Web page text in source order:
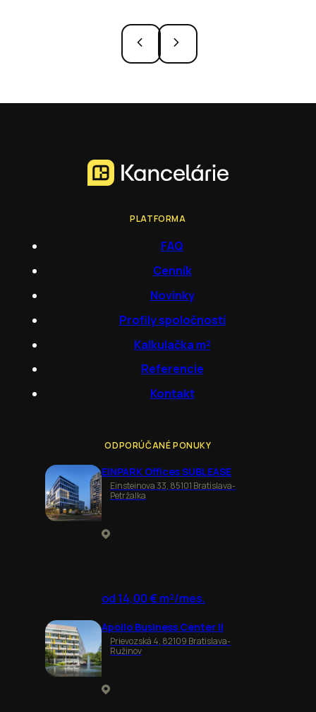
PLATFORMA
FAQ
Cenník
Novinky
Profily spoločností
Kalkulačka m²
Referencie
Kontakt
ODPORÚČANÉ PONUKY
EINPARK Offices SUBLEASE
Einsteinova 33, 85101 Bratislava-
Petržalka
od 14,00 € m²/mes.
Apollo Business Center II
Prievozská 4, 82109 Bratislava-
Ružinov